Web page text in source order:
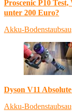
Proscenic P10
unter 200 Euro?
Akku-
Dyson V11
Akku-